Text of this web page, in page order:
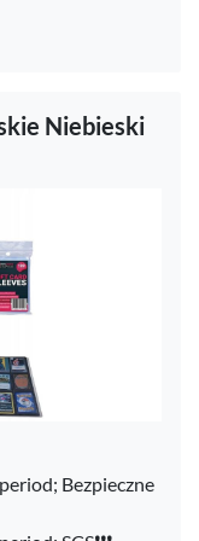
Niebieski
Bezpieczne